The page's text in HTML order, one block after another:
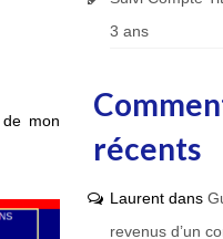
mon
3 ans
récents
Laurentdans
revenus d’un